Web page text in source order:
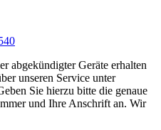
abgekündigter Geräte erhalten
unseren Service unter
Sie hierzu bitte die genaue
und Ihre Anschrift an. Wir